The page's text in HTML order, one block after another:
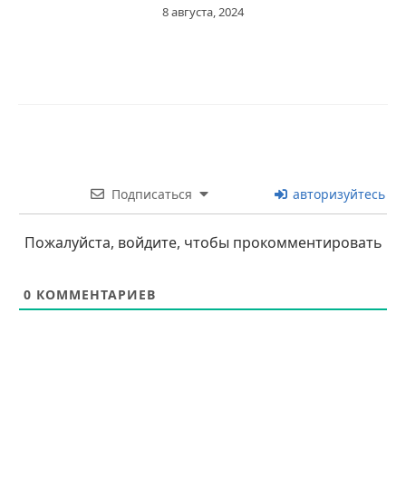
8 августа, 2024
Подписаться авторизуйтесь
Пожалуйста, войдите, чтобы прокомментировать
0 КОММЕНТАРИЕВ